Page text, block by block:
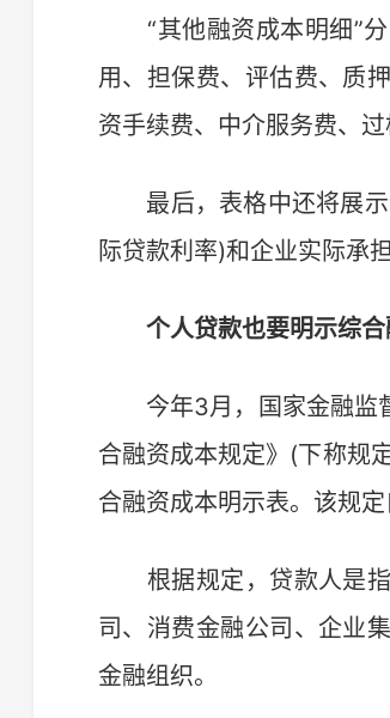
“其他融资成本明细”分
用、担保费、评估费、质
资手续费、中介服务费、过
最后，表格中还将展示
际贷款利率)和企业实际承
个人贷款也要明示综
今年3月，国家金融监督
合融资成本规定》(下称规
合融资成本明示表。该规
根据规定，贷款人是指
司、消费金融公司、企业
金融组织。